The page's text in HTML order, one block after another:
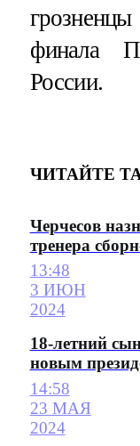
финала
России.
ЧИТАЙТЕ
Черчесов
тренера
13:48
3 ИЮН
2024
18-летний
новым
14:58
23 МАЯ
2024